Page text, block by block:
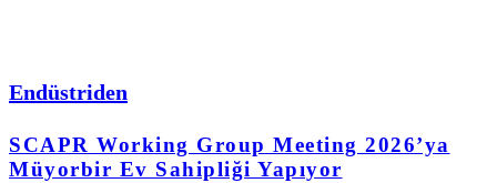
Endüstriden
SCAPR Working Group Meeting 2026’ya
Müyorbir Ev Sahipliği Yapıyor